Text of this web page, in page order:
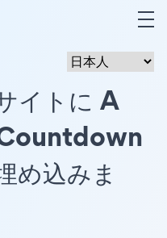
イトに A
め込みま